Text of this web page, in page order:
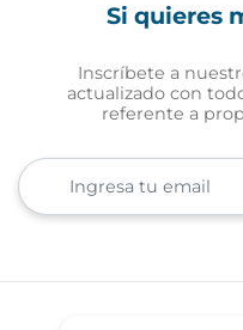
Si quieres
Inscríbete a
actualizado con
referente a